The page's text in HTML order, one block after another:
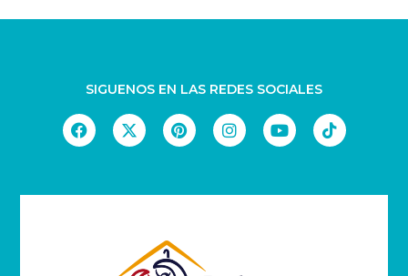
SIGUENOS EN LAS REDES SOCIALES